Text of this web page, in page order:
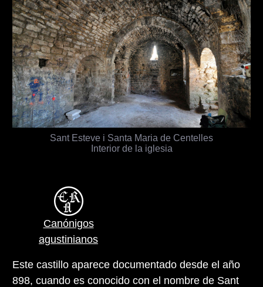
Sant Esteve i Santa Maria de Centelles
Interior de la iglesia
Canónigos
agustinianos
Este castillo aparece documentado desde el año
898, cuando es conocido con el nombre de Sant